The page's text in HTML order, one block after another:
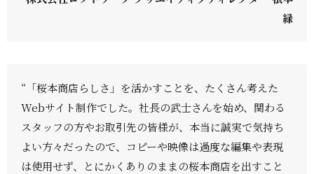
緑
“「桜本商店らしさ」を活かすことを、たくさん考えた
Webサイト制作でした。社長の武士さんを始め、関わる
スタッフの方やお取引先の皆様が、本当に誠実で気持ち
よい方々だったので、コピーや映像は過度な編集や表現
は使用せず、とにかくありのままの桜本商店を出すこと